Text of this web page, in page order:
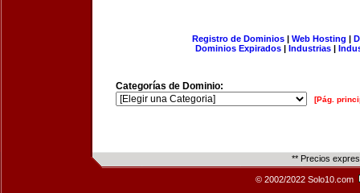
Registro de Dominios| Web Hosting |
Dominios Expirados | Industrias |
Categorías de Dominio:
[Pág.
** Precios
© 2002/2022 Solo10.com